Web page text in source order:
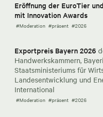
Eröffnung der EuroTier
mit Innovation Awards
#Moderation #präsent #2026
Exportpreis Bayern 2026
Handwerkskammern,
Staatsministeriums für
Landesentwicklung und
International
#Moderation #präsent #2026